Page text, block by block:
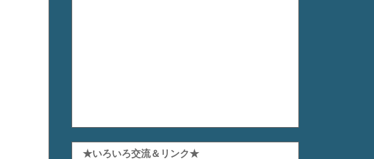
★いろいろ交流＆リンク★